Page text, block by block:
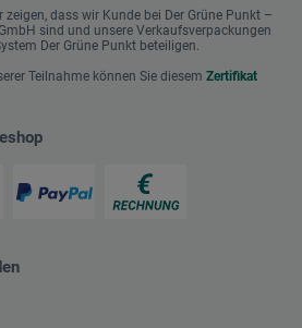
dass wir Kunde bei Der Grüne Punkt –
sind und unsere Verkaufsverpackungen
Der Grüne Punkt beteiligen.
Teilnahme können Sie diesem Zertifikat